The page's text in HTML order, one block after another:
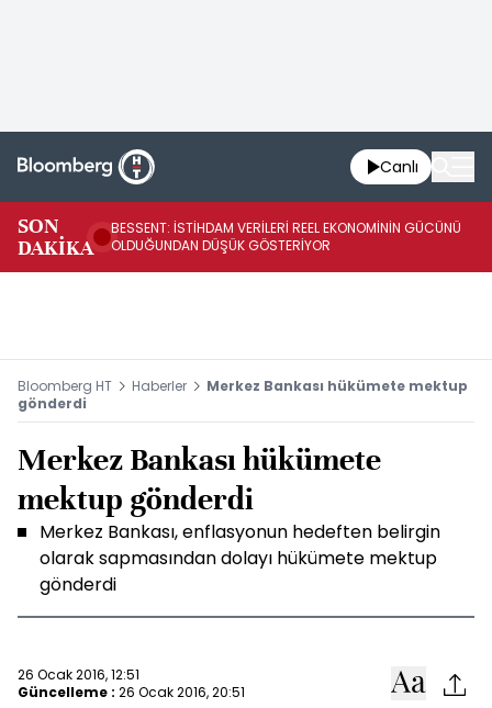
Canlı
SON
DAKİKA
BESSENT: İSTİHDAM VERİLERİ REEL EKONOMİNİN GÜCÜNÜ
OLDUĞUNDAN DÜŞÜK GÖSTERİYOR
Bloomberg HT Haberler
Merkez Bankası hükümete mektup
gönderdi
Merkez Bankası hükümete
mektup gönderdi
Merkez Bankası, enflasyonun hedeften belirgin
olarak sapmasından dolayı hükümete mektup
gönderdi
26 Ocak 2016, 12:51
Güncelleme : 26 Ocak 2016, 20:51